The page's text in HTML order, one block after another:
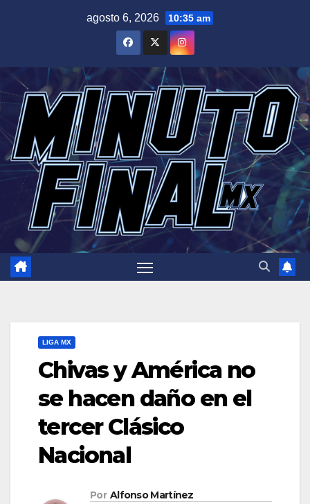
agosto 6, 2026 10:35 am
LIGA MX
Chivas y América no
se hacen daño en el
tercer Clásico
Nacional
Por Alfonso Martínez